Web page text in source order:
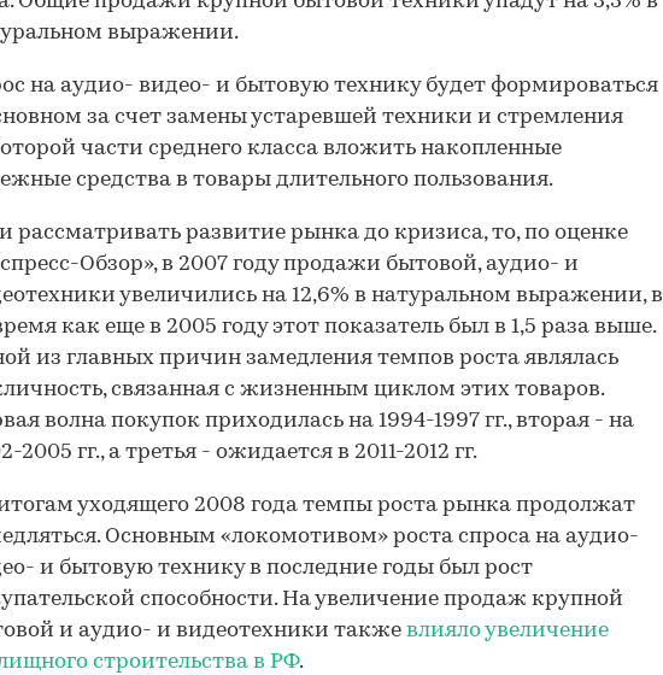
выражении.
на аудио- видео- и бытовую технику будет формироваться
за счет замены устаревшей техники и стремления
части среднего класса вложить накопленные
средства в товары длительного пользования.
рассматривать развитие рынка до кризиса, то, по оценке
Обзор», в 2007 году продажи бытовой, аудио- и
увеличились на 12,6% в натуральном выражении, в
как еще в 2005 году этот показатель был в 1,5 раза выше.
из главных причин замедления темпов роста являлась
связанная с жизненным циклом этих товаров.
волна покупок приходилась на 1994-1997 гг., вторая - на
2005 гг., а третья - ожидается в 2011-2012 гг.
уходящего 2008 года темпы роста рынка продолжат
Основным «локомотивом» роста спроса на аудио-
и бытовую технику в последние годы был рост
способности. На увеличение продаж крупной
и аудио- и видеотехники также влияло увеличение
строительства в РФ.